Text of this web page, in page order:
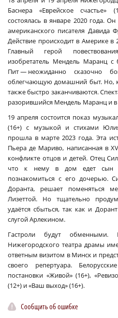
Баснера «Еврейское счастье»
состоялась в январе 2020 года.
американского писателя Давида
Действие происходит в Америке в
Главный герой
изобретатель Мендель Маранц
Пит — неожиданно сказочно
облегчающую домашний быт. Но,
также быстро заканчиваются.
разорившийся Мендель Маранц и в
19 апреля состоится показ
(16+) с музыкой и стихами
прошла в марте 2023 года. Эта
Пьера де Мариво, написанная в
конфликте отцов и детей. Отец
что к нему в дом едет сын
познакомиться с его дочерью.
Доранта, решает поменяться
Лизеттой. Но тщательно
удаётся сбыться, так как и
слугой Арлекином.
Гастроли будут
Нижегородского театра драмы
ответным визитом в Минск и
своего репертуара.
постановки «Живой» (16+),
(12+) и «Ваш выход» (16+).
Сообщить об ошибке